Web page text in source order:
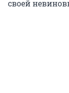
своей